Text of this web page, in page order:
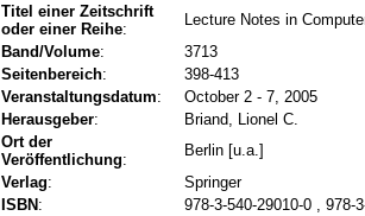
Titel einer Zeitschrift
oder einer Reihe:
Lecture Notes in
Band/Volume:
3713
Seitenbereich:
398-413
Veranstaltungsdatum:
October 2 - 7, 2005
Herausgeber:
Briand, Lionel C.
Ort der
Veröffentlichung:
Berlin [u.a.]
Verlag:
Springer
ISBN :
978-3-540-29010-0 , 978-